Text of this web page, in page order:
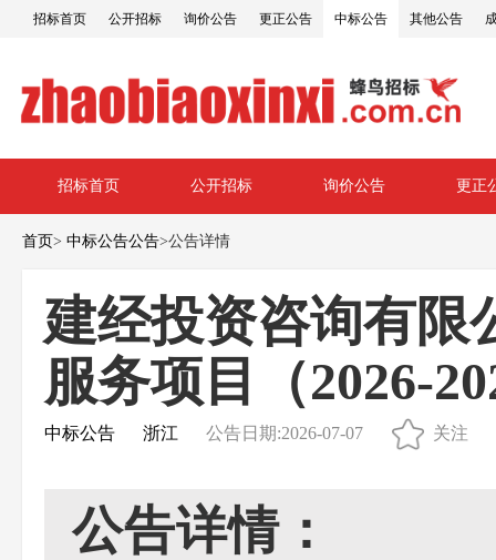
招标首页 公开招标 询价公告 更正公告 中标公告 其他公告
招标首页 公开招标 询价公告 更正
首页> 中标公告公告>公告详情
建经投资咨询有限
服务项目（2026-
中标公告 浙江 公告日期:2026-07-07 关注
公告详情：